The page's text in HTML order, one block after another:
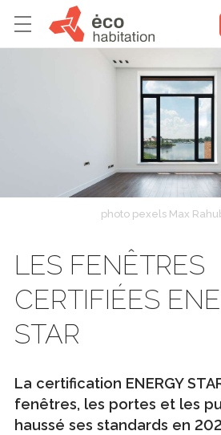
photo pexels Max
LES FENÊTRES
CERTIFIÉES
STAR
La certification ENERGY
fenêtres, les portes et les
haussé ses standards en